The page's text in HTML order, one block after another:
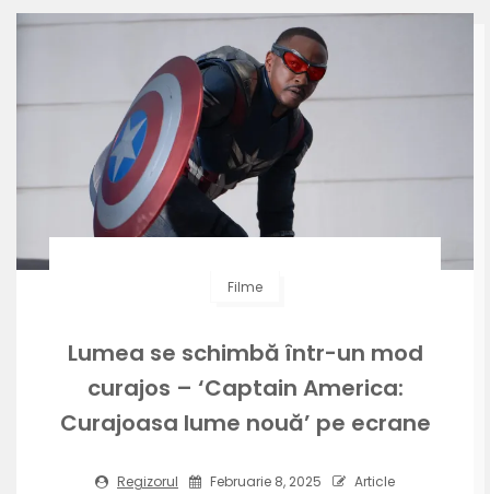
Filme
Lumea se schimbă într-un mod
curajos – ‘Captain America:
Curajoasa lume nouă’ pe ecrane
Regizorul Februarie 8, 2025 Article